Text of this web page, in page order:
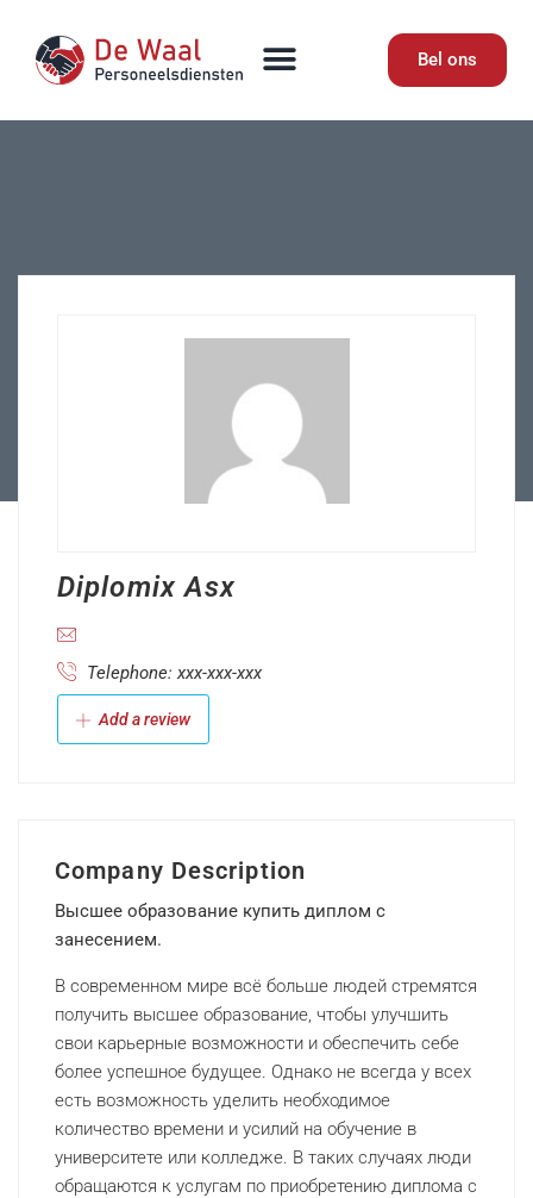
Bel ons
Diplomix Asx
Telephone: xxx-xxx-xxx
Add a review
Company Description
Высшее образование купить диплом с
занесением.
В современном мире всё больше людей стремятся
получить высшее образование, чтобы улучшить
свои карьерные возможности и обеспечить себе
более успешное будущее. Однако не всегда у всех
есть возможность уделить необходимое
количество времени и усилий на обучение в
университете или колледже. В таких случаях люди
обращаются к услугам по приобретению диплома с